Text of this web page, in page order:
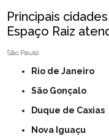
Principais
Espaço Raiz
São Paulo
Rio de Janeiro
São Gonçalo
Duque de Caxias
Nova Iguaçu